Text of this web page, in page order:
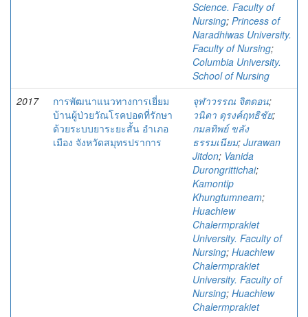
Science. Faculty of
Nursing; Princess of
Naradhiwas University.
Faculty of Nursing;
Columbia University.
School of Nursing
2017
การพัฒนาแนวทางการเยี่ยม
บ้านผู้ป่วยวัณโรคปอดที่รักษา
ด้วยระบบยาระยะสั้น อำเภอ
เมือง จังหวัดสมุทรปราการ
จุฬาวรรณ จิตดอน;
วนิดา ดุรงค์ฤทธิชัย;
กมลทิพย์ ขลัง
ธรรมเนียม; Jurawan
Jitdon; Vanida
Durongrittichai;
Kamontip
Khungtumneam;
Huachiew
Chalermprakiet
University. Faculty of
Nursing; Huachiew
Chalermprakiet
University. Faculty of
Nursing; Huachiew
Chalermprakiet